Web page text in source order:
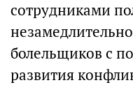
сотрудниками
болельщиков с
развития